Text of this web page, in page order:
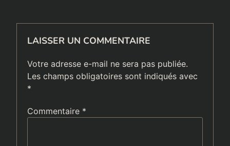
LAISSER UN COMMENTAIRE
Votre adresse e-mail ne sera pas publiée.
Les champs obligatoires sont indiqués avec
*
Commentaire *